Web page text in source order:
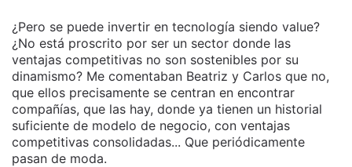
¿Pero se puede invertir en tecnología siendo value?
¿No está proscrito por ser un sector donde las
ventajas competitivas no son sostenibles por su
dinamismo? Me comentaban Beatriz y Carlos que no,
que ellos precisamente se centran en encontrar
compañías, que las hay, donde ya tienen un historial
suficiente de modelo de negocio, con ventajas
competitivas consolidadas... Que periódicamente
pasan de moda.